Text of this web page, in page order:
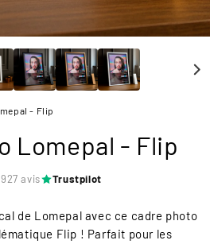
- Flip
Lomepal - Flip
927 avis Trustpilot
de Lomepal avec ce cadre photo
Flip ! Parfait pour les